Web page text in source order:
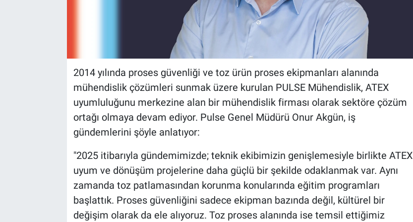
2014 yılında proses güvenliği ve toz ürün proses ekipmanları alanında
mühendislik çözümleri sunmak üzere kurulan PULSE Mühendislik, ATEX
uyumluluğunu merkezine alan bir mühendislik firması olarak sektöre çözüm
ortağı olmaya devam ediyor. Pulse Genel Müdürü Onur Akgün, iş
gündemlerini şöyle anlatıyor:
"2025 itibarıyla gündemimizde; teknik ekibimizin genişlemesiyle birlikte ATEX
uyum ve dönüşüm projelerine daha güçlü bir şekilde odaklanmak var. Aynı
zamanda toz patlamasından korunma konularında eğitim programları
başlattık. Proses güvenliğini sadece ekipman bazında değil, kültürel bir
değişim olarak da ele alıyoruz. Toz proses alanında ise temsil ettiğimiz